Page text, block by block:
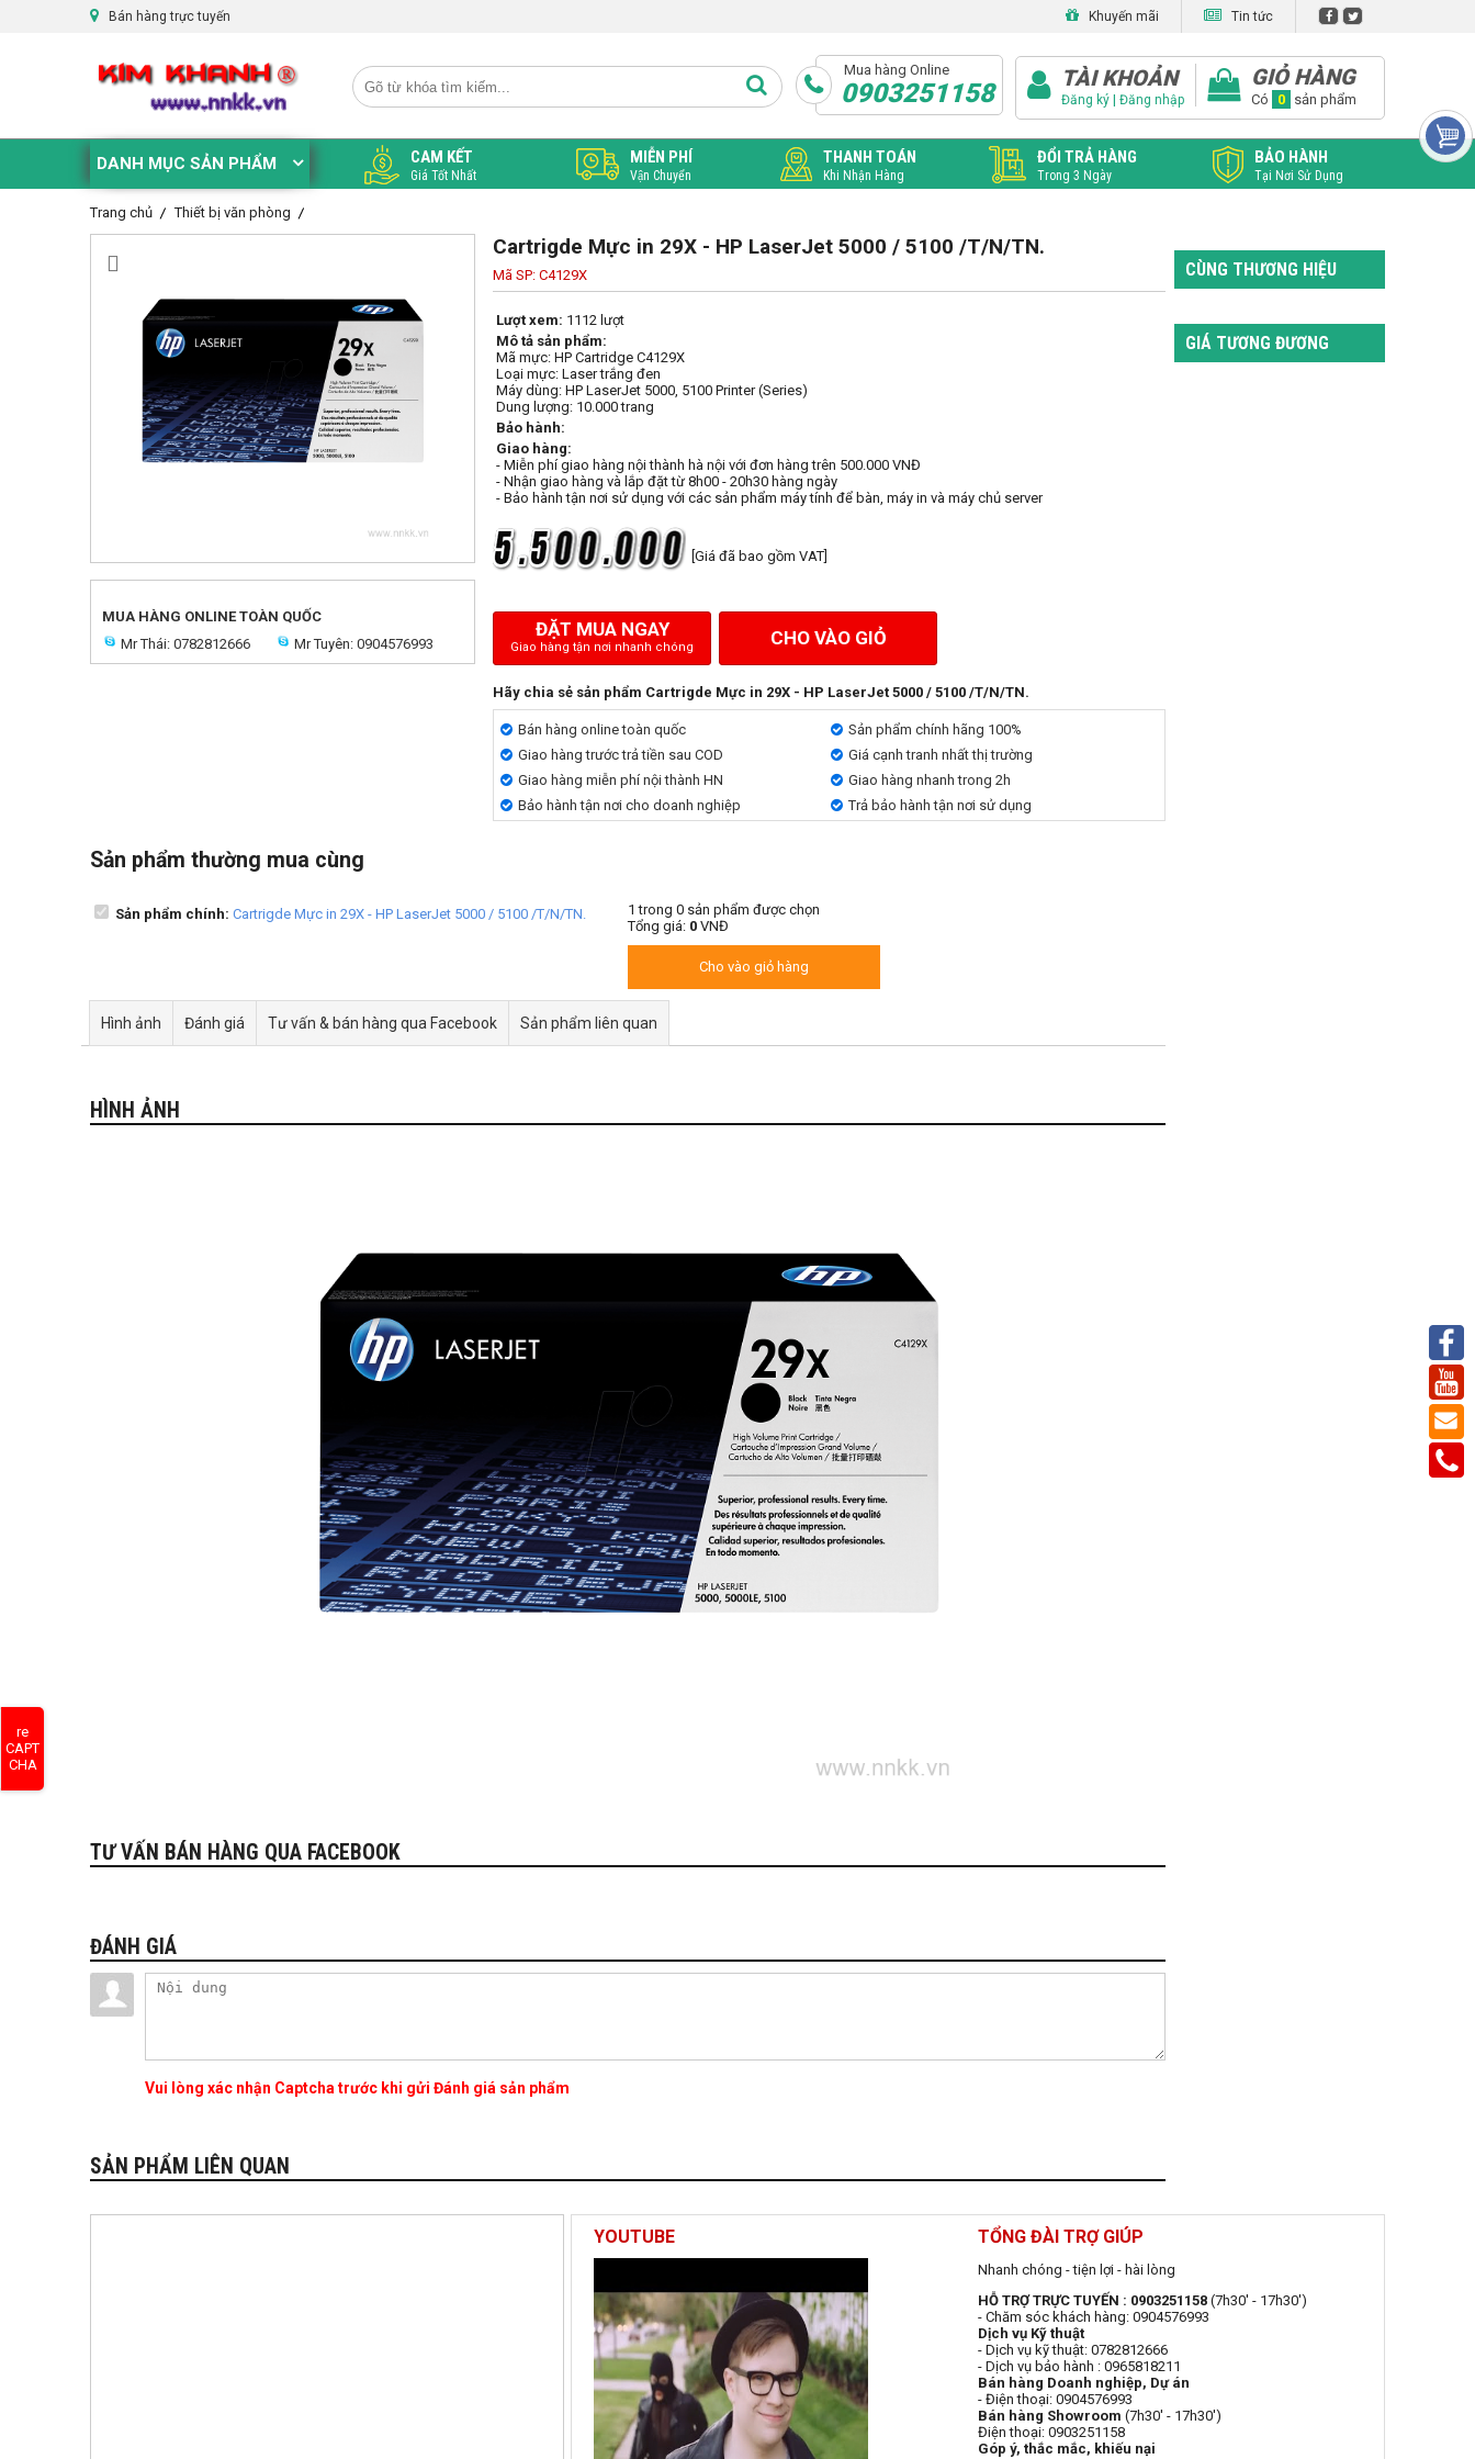
Bán hàng trực tuyến Khuyến mãi Tin tức
Mua hàng Online
0903251158 TÀI KHOẢN
Đăng ký | Đăng nhập
GIỎ HÀNG
Có 0 sản phẩm
DANH MỤC SẢN PHẨM CAM KẾT
Giá Tốt Nhất
MIỄN PHÍ
Vận Chuyển
THANH TOÁN
Khi Nhận Hàng
ĐỔI TRẢ HÀNG
Trong 3 Ngày
BẢO HÀNH
Tại Nơi Sử Dụng
Trang chủ Thiết bị văn phòng
MUA HÀNG ONLINE TOÀN QUỐC
Mr Thái: 0782812666
Mr Tuyên: 0904576993
Cartrigde Mực in 29X - HP LaserJet 5000 / 5100 /T/N/TN.
Mã SP: C4129X
Lượt xem: 1112 lượt
Mô tả sản phẩm:
Mã mực: HP Cartridge C4129X
Loại mực: Laser trắng đen
Máy dùng: HP LaserJet 5000, 5100 Printer (Series)
Dung lượng: 10.000 trang
Bảo hành:
Giao hàng:
- Miễn phí giao hàng nội thành hà nội với đơn hàng trên 500.000 VNĐ
- Nhận giao hàng và lắp đặt từ 8h00 - 20h30 hàng ngày
- Bảo hành tận nơi sử dụng với các sản phẩm máy tính để bàn, máy in và máy chủ server
[Giá đã bao gồm VAT]
ĐẶT MUA NGAY
Giao hàng tận nơi nhanh chóng CHO VÀO GIỎ
Hãy chia sẻ sản phẩm Cartrigde Mực in 29X - HP LaserJet 5000 / 5100 /T/N/TN.
Bán hàng online toàn quốc
Sản phẩm chính hãng 100%
Giao hàng trước trả tiền sau COD
Giá cạnh tranh nhất thị trường
Giao hàng miễn phí nội thành HN
Giao hàng nhanh trong 2h
Bảo hành tận nơi cho doanh nghiệp
Trả bảo hành tận nơi sử dụng
Sản phẩm thường mua cùng
Sản phẩm chính: Cartrigde Mực in 29X - HP LaserJet 5000 / 5100 /T/N/TN. 1 trong 0 sản phẩm được chọn
Tổng giá: 0 VNĐ
Cho vào giỏ hàng
Hình ảnh Đánh giá Tư vấn & bán hàng qua Facebook Sản phẩm liên quan
HÌNH ẢNH
TƯ VẤN BÁN HÀNG QUA FACEBOOK
ĐÁNH GIÁ
re
CAPT
CHA
Vui lòng xác nhận Captcha trước khi gửi Đánh giá sản phẩm
SẢN PHẨM LIÊN QUAN
CÙNG THƯƠNG HIỆU
GIÁ TƯƠNG ĐƯƠNG
YOUTUBE TỔNG ĐÀI TRỢ GIÚP
Nhanh chóng - tiện lợi - hài lòng
HỖ TRỢ TRỰC TUYẾN : 0903251158 (7h30' - 17h30')
- Chăm sóc khách hàng: 0904576993
Dịch vụ Kỹ thuật
- Dịch vụ kỹ thuật: 0782812666
- Dịch vụ bảo hành : 0965818211
Bán hàng Doanh nghiệp, Dự án
- Điện thoại: 0904576993
Bán hàng Showroom (7h30' - 17h30')
Điện thoại: 0903251158
Góp ý, thắc mắc, khiếu nại